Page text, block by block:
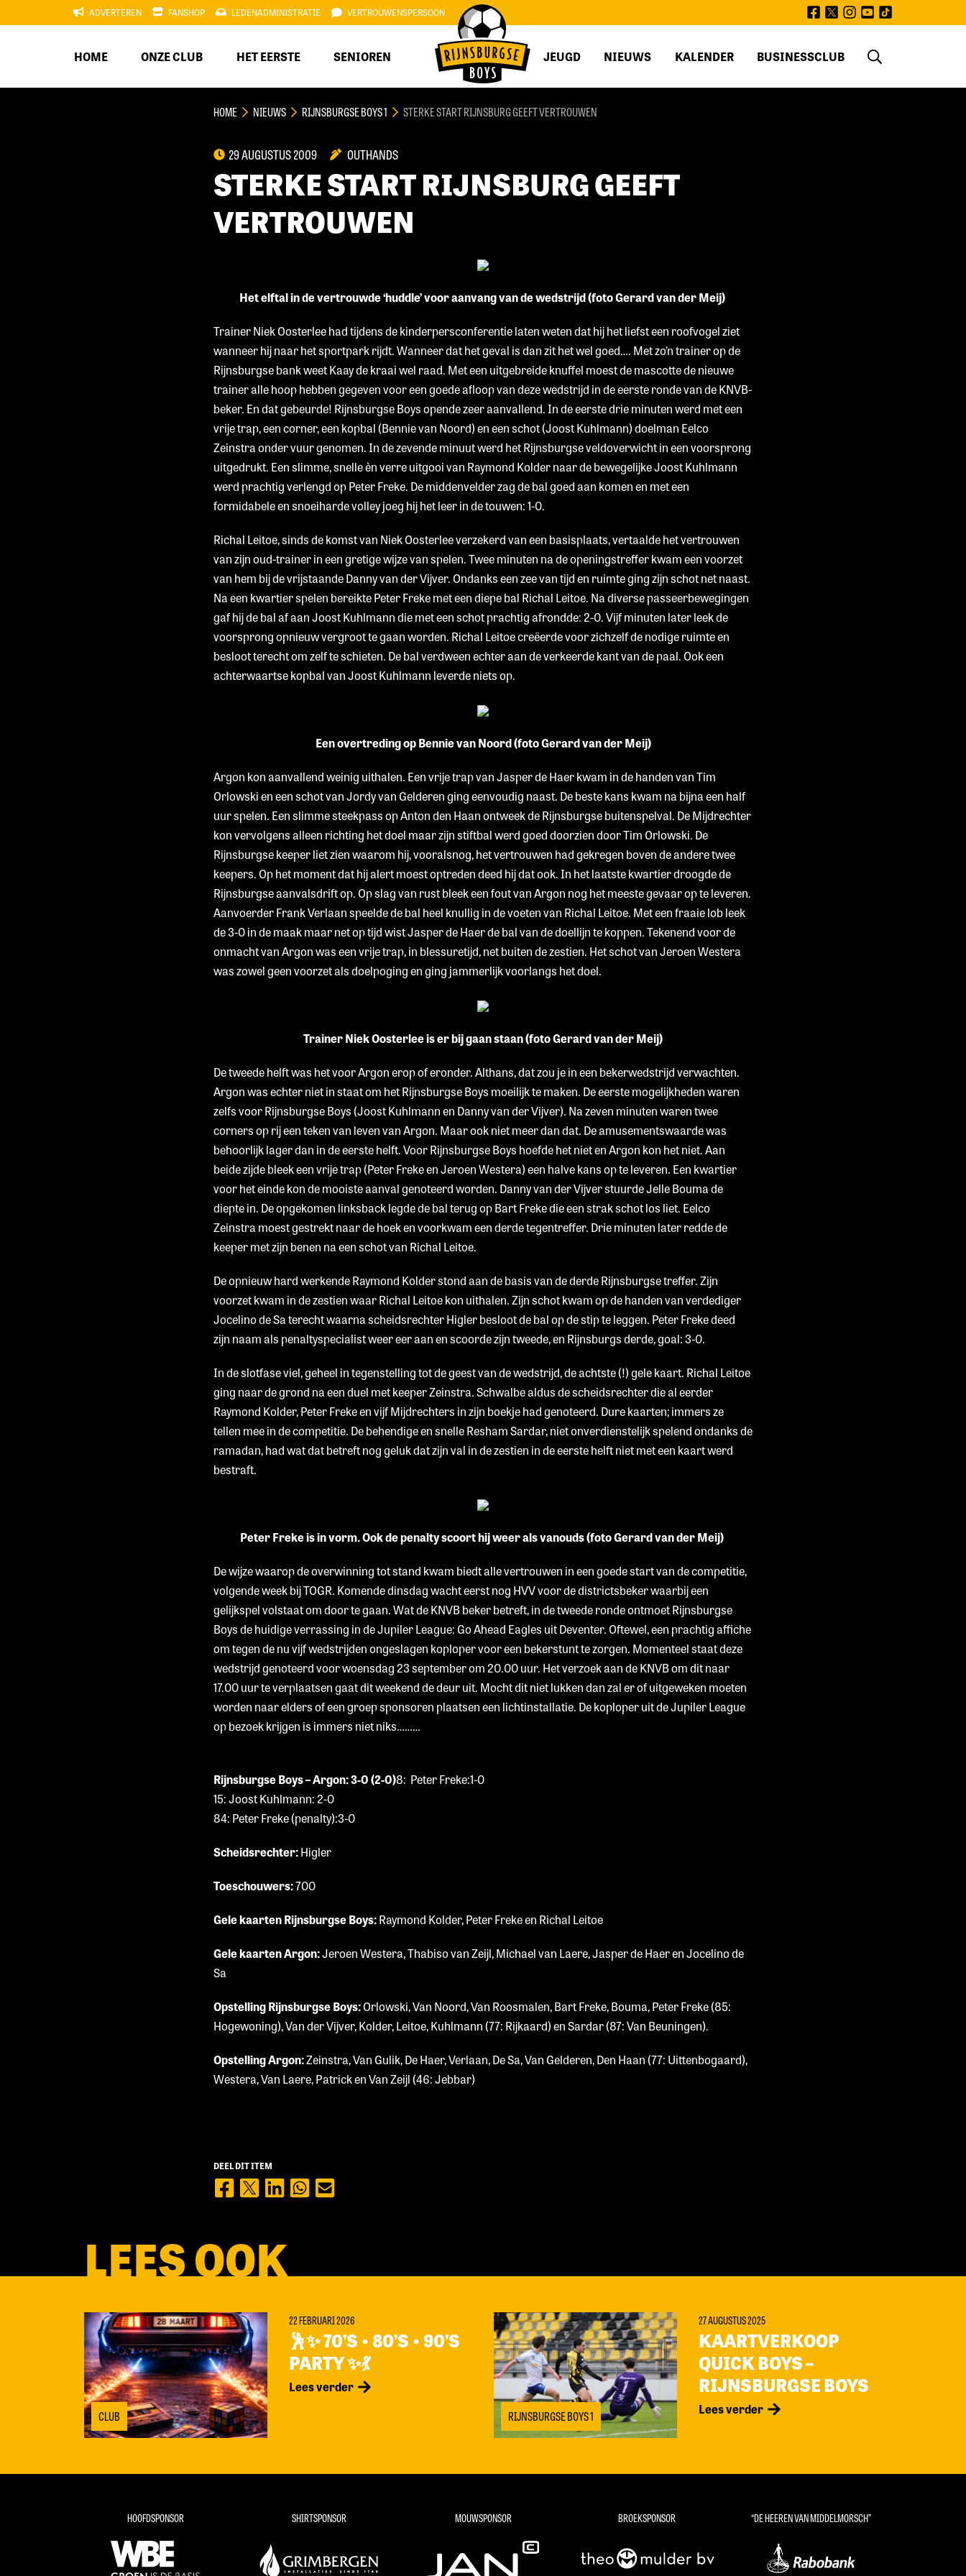
ADVERTEREN FANSHOP LEDENADMINISTRATIE VERTROUWENSPERSOON facebook
twitterinstagram
youtube
HOME ONZE CLUB HET EERSTE SENIOREN JEUGD NIEUWS KALENDER BUSINESSCLUB
HOME NIEUWS RIJNSBURGSE BOYS 1 STERKE START RIJNSBURG GEEFT VERTROUWEN
29 AUGUSTUS 2009 OUTHANDS
STERKE START RIJNSBURG GEEFT
VERTROUWEN
Het elftal in de vertrouwde ‘huddle’ voor aanvang van de wedstrijd (foto Gerard van der Meij)
Trainer Niek Oosterlee had tijdens de kinderpersconferentie laten weten dat hij het liefst een roofvogel ziet
wanneer hij naar het sportpark rijdt. Wanneer dat het geval is dan zit het wel goed…. Met zo’n trainer op de
Rijnsburgse bank weet Kaay de kraai wel raad. Met een uitgebreide knuffel moest de mascotte de nieuwe
trainer alle hoop hebben gegeven voor een goede afloop van deze wedstrijd in de eerste ronde van de KNVB-
beker. En dat gebeurde! Rijnsburgse Boys opende zeer aanvallend. In de eerste drie minuten werd met een
vrije trap, een corner, een kopbal (Bennie van Noord) en een schot (Joost Kuhlmann) doelman Eelco
Zeinstra onder vuur genomen. In de zevende minuut werd het Rijnsburgse veldoverwicht in een voorsprong
uitgedrukt. Een slimme, snelle èn verre uitgooi van Raymond Kolder naar de bewegelijke Joost Kuhlmann
werd prachtig verlengd op Peter Freke. De middenvelder zag de bal goed aan komen en met een
formidabele en snoeiharde volley joeg hij het leer in de touwen: 1-0.
Richal Leitoe, sinds de komst van Niek Oosterlee verzekerd van een basisplaats, vertaalde het vertrouwen
van zijn oud-trainer in een gretige wijze van spelen. Twee minuten na de openingstreffer kwam een voorzet
van hem bij de vrijstaande Danny van der Vijver. Ondanks een zee van tijd en ruimte ging zijn schot net naast.
Na een kwartier spelen bereikte Peter Freke met een diepe bal Richal Leitoe. Na diverse passeerbewegingen
gaf hij de bal af aan Joost Kuhlmann die met een schot prachtig afrondde: 2-0. Vijf minuten later leek de
voorsprong opnieuw vergroot te gaan worden. Richal Leitoe creëerde voor zichzelf de nodige ruimte en
besloot terecht om zelf te schieten. De bal verdween echter aan de verkeerde kant van de paal. Ook een
achterwaartse kopbal van Joost Kuhlmann leverde niets op.
Een overtreding op Bennie van Noord (foto Gerard van der Meij)
Argon kon aanvallend weinig uithalen. Een vrije trap van Jasper de Haer kwam in de handen van Tim
Orlowski en een schot van Jordy van Gelderen ging eenvoudig naast. De beste kans kwam na bijna een half
uur spelen. Een slimme steekpass op Anton den Haan ontweek de Rijnsburgse buitenspelval. De Mijdrechter
kon vervolgens alleen richting het doel maar zijn stiftbal werd goed doorzien door Tim Orlowski. De
Rijnsburgse keeper liet zien waarom hij, vooralsnog, het vertrouwen had gekregen boven de andere twee
keepers. Op het moment dat hij alert moest optreden deed hij dat ook. In het laatste kwartier droogde de
Rijnsburgse aanvalsdrift op. Op slag van rust bleek een fout van Argon nog het meeste gevaar op te leveren.
Aanvoerder Frank Verlaan speelde de bal heel knullig in de voeten van Richal Leitoe. Met een fraaie lob leek
de 3-0 in de maak maar net op tijd wist Jasper de Haer de bal van de doellijn te koppen. Tekenend voor de
onmacht van Argon was een vrije trap, in blessuretijd, net buiten de zestien. Het schot van Jeroen Westera
was zowel geen voorzet als doelpoging en ging jammerlijk voorlangs het doel.
Trainer Niek Oosterlee is er bij gaan staan (foto Gerard van der Meij)
De tweede helft was het voor Argon erop of eronder. Althans, dat zou je in een bekerwedstrijd verwachten.
Argon was echter niet in staat om het Rijnsburgse Boys moeilijk te maken. De eerste mogelijkheden waren
zelfs voor Rijnsburgse Boys (Joost Kuhlmann en Danny van der Vijver). Na zeven minuten waren twee
corners op rij een teken van leven van Argon. Maar ook niet meer dan dat. De amusementswaarde was
behoorlijk lager dan in de eerste helft. Voor Rijnsburgse Boys hoefde het niet en Argon kon het niet. Aan
beide zijde bleek een vrije trap (Peter Freke en Jeroen Westera) een halve kans op te leveren. Een kwartier
voor het einde kon de mooiste aanval genoteerd worden. Danny van der Vijver stuurde Jelle Bouma de
diepte in. De opgekomen linksback legde de bal terug op Bart Freke die een strak schot los liet. Eelco
Zeinstra moest gestrekt naar de hoek en voorkwam een derde tegentreffer. Drie minuten later redde de
keeper met zijn benen na een schot van Richal Leitoe.
De opnieuw hard werkende Raymond Kolder stond aan de basis van de derde Rijnsburgse treffer. Zijn
voorzet kwam in de zestien waar Richal Leitoe kon uithalen. Zijn schot kwam op de handen van verdediger
Jocelino de Sa terecht waarna scheidsrechter Higler besloot de bal op de stip te leggen. Peter Freke deed
zijn naam als penaltyspecialist weer eer aan en scoorde zijn tweede, en Rijnsburgs derde, goal: 3-0.
In de slotfase viel, geheel in tegenstelling tot de geest van de wedstrijd, de achtste (!) gele kaart. Richal Leitoe
ging naar de grond na een duel met keeper Zeinstra. Schwalbe aldus de scheidsrechter die al eerder
Raymond Kolder, Peter Freke en vijf Mijdrechters in zijn boekje had genoteerd. Dure kaarten; immers ze
tellen mee in de competitie. De behendige en snelle Resham Sardar, niet onverdienstelijk spelend ondanks de
ramadan, had wat dat betreft nog geluk dat zijn val in de zestien in de eerste helft niet met een kaart werd
bestraft.
Peter Freke is in vorm. Ook de penalty scoort hij weer als vanouds (foto Gerard van der Meij)
De wijze waarop de overwinning tot stand kwam biedt alle vertrouwen in een goede start van de competitie,
volgende week bij TOGR. Komende dinsdag wacht eerst nog HVV voor de districtsbeker waarbij een
gelijkspel volstaat om door te gaan. Wat de KNVB beker betreft, in de tweede ronde ontmoet Rijnsburgse
Boys de huidige verrassing in de Jupiler League: Go Ahead Eagles uit Deventer. Oftewel, een prachtig affiche
om tegen de nu vijf wedstrijden ongeslagen koploper voor een bekerstunt te zorgen. Momenteel staat deze
wedstrijd genoteerd voor woensdag 23 september om 20.00 uur. Het verzoek aan de KNVB om dit naar
17.00 uur te verplaatsen gaat dit weekend de deur uit. Mocht dit niet lukken dan zal er of uitgeweken moeten
worden naar elders of een groep sponsoren plaatsen een lichtinstallatie. De koploper uit de Jupiler League
op bezoek krijgen is immers niet niks………
Rijnsburgse Boys – Argon: 3-0 (2-0)8: Peter Freke:1-0
15: Joost Kuhlmann: 2-0
84: Peter Freke (penalty):3-0
Scheidsrechter:Higler
Toeschouwers:700
Gele kaarten Rijnsburgse Boys:Raymond Kolder, Peter Freke en Richal Leitoe
Gele kaarten Argon:Jeroen Westera, Thabiso van Zeijl, Michael van Laere, Jasper de Haer en Jocelino de
Sa
Opstelling Rijnsburgse Boys:Orlowski, Van Noord, Van Roosmalen, Bart Freke, Bouma, Peter Freke (85:
Hogewoning), Van der Vijver, Kolder, Leitoe, Kuhlmann (77: Rijkaard) en Sardar (87: Van Beuningen).
Opstelling Argon:Zeinstra, Van Gulik, De Haer, Verlaan, De Sa, Van Gelderen, Den Haan (77: Uittenbogaard),
Westera, Van Laere, Patrick en Van Zeijl (46: Jebbar)
DEEL DIT ITEM
LEES OOK
CLUB
22 FEBRUARI 2026
🕺✨ 70’S • 80’S • 90’S
PARTY ✨💃
Lees verder
RIJNSBURGSE BOYS 1
27 AUGUSTUS 2025
KAARTVERKOOP
QUICK BOYS –
RIJNSBURGSE BOYS
Lees verder
HOOFDSPONSOR SHIRTSPONSOR MOUWSPONSOR BROEKSPONSOR “DE HEEREN VAN MIDDELMORSCH”